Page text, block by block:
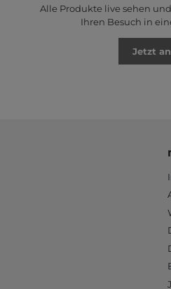
Alle Produkte live sehen
Ihren Besuch in
Jetzt